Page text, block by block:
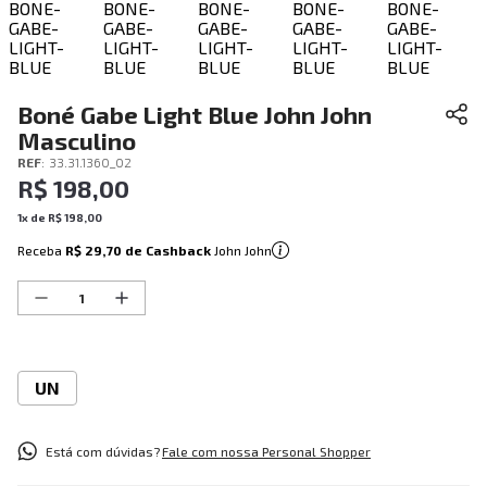
Boné Gabe Light Blue John John
Masculino
REF: 33.31.1360_02
R$ 198,00
1x de R$198 00
Receba R$ 29,70 de Cashback John John
UN
Está com dúvidas?Fale com nossa Personal Shopper